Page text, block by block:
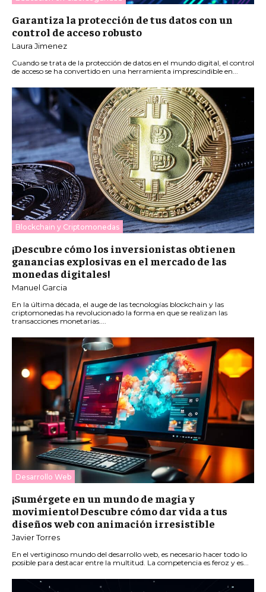
Garantiza la protección de tus datos con un
control de acceso robusto
Laura Jimenez
Cuando se trata de la protección de datos en el mundo digital, el control
de acceso se ha convertido en una herramienta imprescindible en...
Blockchain y Criptomonedas
¡Descubre cómo los inversionistas obtienen
ganancias explosivas en el mercado de las
monedas digitales!
Manuel Garcia
En la última década, el auge de las tecnologías blockchain y las
criptomonedas ha revolucionado la forma en que se realizan las
transacciones monetarias....
Desarrollo Web
¡Sumérgete en un mundo de magia y
movimiento! Descubre cómo dar vida a tus
diseños web con animación irresistible
Javier Torres
En el vertiginoso mundo del desarrollo web, es necesario hacer todo lo
posible para destacar entre la multitud. La competencia es feroz y es...